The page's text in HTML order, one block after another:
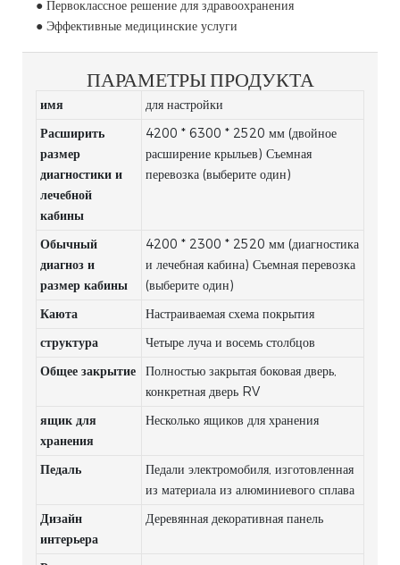
● Первоклассное решение для здравоохранения
● Эффективные медицинские услуги
ПАРАМЕТРЫ ПРОДУКТА
имя
для настройки
Расширить
размер
диагностики и
лечебной
кабины
4200 * 6300 * 2520 мм (двойное
расширение крыльев) Съемная
перевозка (выберите один)
Обычный
диагноз и
размер кабины
4200 * 2300 * 2520 мм (диагностика
и лечебная кабина) Съемная перевозка
(выберите один)
Каюта
Настраиваемая схема покрытия
структура
Четыре луча и восемь столбцов
Общее закрытие
Полностью закрытая боковая дверь,
конкретная дверь RV
ящик для
хранения
Несколько ящиков для хранения
Педаль
Педали электромобиля, изготовленная
из материала из алюминиевого сплава
Дизайн
интерьера
Деревянная декоративная панель